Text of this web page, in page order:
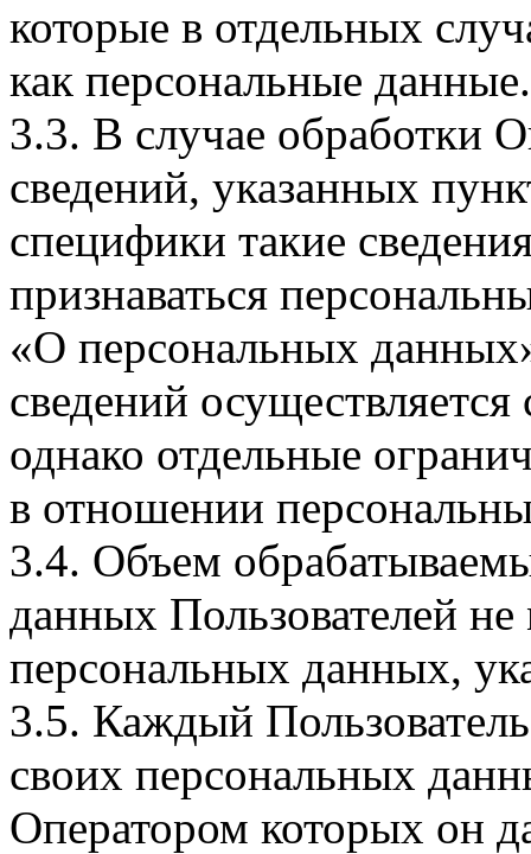
которые в отдельных
как персональные данные.
3.3. В случае обработки
сведений, указанных
специфики такие
признаваться
«О персональных
сведений
однако отдельные
в отношении
3.4. Объем
данных Пользователей
персональных данных,
3.5. Каждый
своих персональных
Оператором которых он